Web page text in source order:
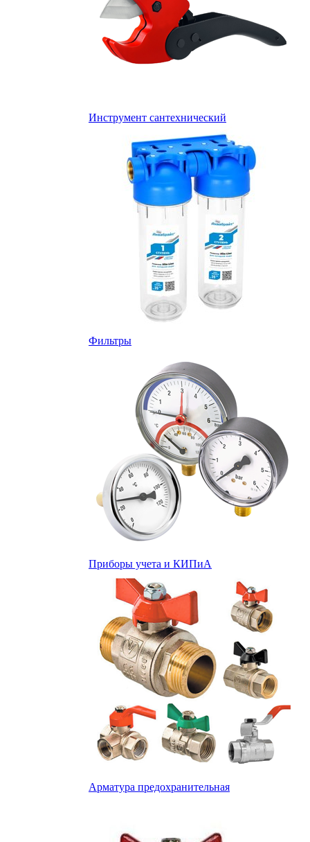
Инструмент сантехнический
Фильтры
Приборы учета и КИПиА
Арматура предохранительная